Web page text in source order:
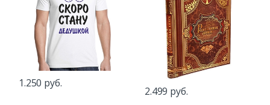
1.250 руб.
2.499 руб.